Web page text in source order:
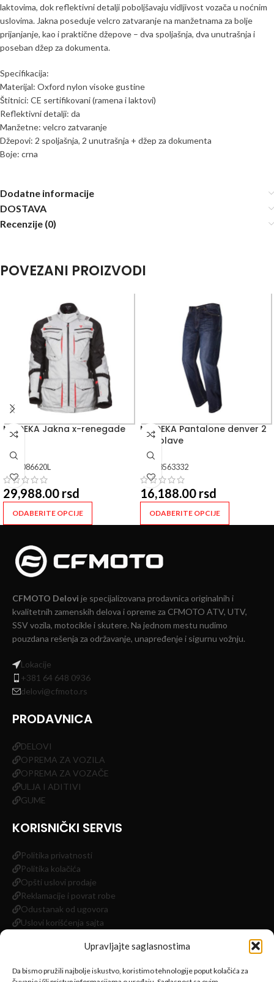
Upravljajte saglasnostima
Da bismo pružili najbolje iskustvo, koristimo tehnologije poput kolačića za
laktovima, dok reflektivni detalji poboljšavaju vidljivost vozača u noćnim
uslovima. Jakna poseduje velcro zatvaranje na manžetnama za bolje
prijanjanje, kao i praktične džepove – dva spoljašnja, dva unutrašnja i
poseban džep za dokumenta.
Specifikacija:
Materijal: Oxford nylon visoke gustine
Štitnici: CE sertifikovani (ramena i laktovi)
Reflektivni detalji: da
Manžetne: velcro zatvaranje
Džepovi: 2 spoljašnja, 2 unutrašnja + džep za dokumenta
Boje: crna
Dodatne informacije
DOSTAVA
Recenzije (0)
POVEZANI PROIZVODI
MODEKA Jakna x-renegade
cr si
086620L
29,988.00 rsd
ODABERITE OPCIJE
MODEKA Pantalone denver 2
pro plave
8563332
16,188.00 rsd
ODABERITE OPCIJE
CFMOTO Delovi je specijalizovana prodavnica originalnih i
kvalitetnih zamenskih delova i opreme za CFMOTO ATV, UTV,
SSV vozila, motocikle i skutere. Na jednom mestu nudimo
pouzdana rešenja za održavanje, unapređenje i sigurnu vožnju.
Lokacije
+381 64 648 0936
delovi@cfmoto.rs
PRODAVNICA
DELOVI
OPREMA ZA VOZILA
OPREMA ZA VOZAČE
ULJA I ADITIVI
GUME
KORISNIČKI SERVIS
Politika privatnosti
Politika kolačića
Opšti uslovi prodaje
Reklamacije i povrat robe
Odustanak od ugovora
Uslovi korišćenja sajta
INFORMACIJE